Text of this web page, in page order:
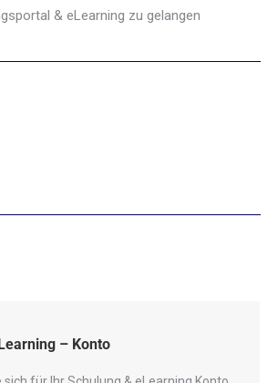
& eLearning zu gelangen
– Konto